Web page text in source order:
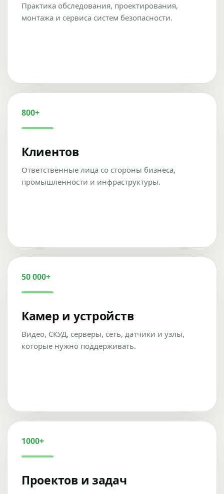
Практика обследования, проектирования,
монтажа и сервиса систем безопасности.
800+
Клиентов
Ответственные лица со стороны бизнеса,
промышленности и инфраструктуры.
50 000+
Камер и устройств
Видео, СКУД, серверы, сеть, датчики и узлы,
которые нужно поддерживать.
1000+
Проектов и задач